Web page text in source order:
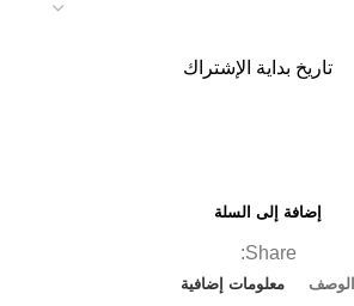
تاريخ بداية الإشتراك
إضافة إلى السلة
Share:
الوصف معلومات إضافية